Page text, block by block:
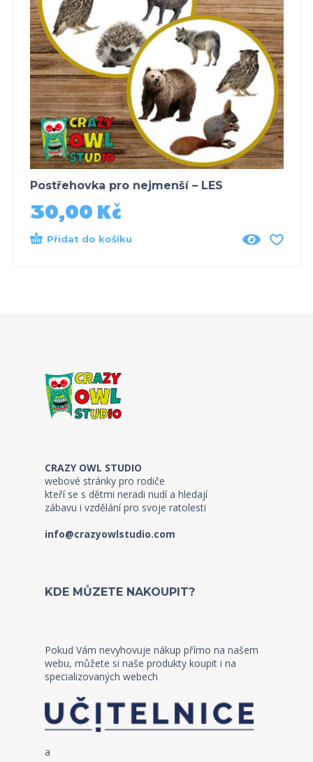
Postřehovka pro nejmenší – LES
30,00 Kč
Přidat do košíku
CRAZY OWL STUDIO
webové stránky pro rodiče
kteří se s dětmi neradi nudí a hledají
zábavu i vzdělání pro svoje ratolesti
info@crazyowlstudio.com
KDE MŮZETE NAKOUPIT?
Pokud Vám nevyhovuje nákup přímo na našem
webu, můžete si naše produkty koupit i na
specializovaných webech
a